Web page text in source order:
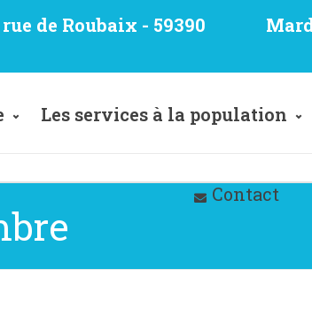
de Roubaix - 59390
Les services à la population
Contact